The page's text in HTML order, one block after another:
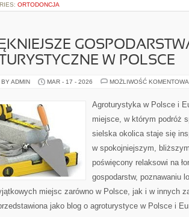
ORTODONCJA
W POLSCE
ADMIN MAR - 17 - 2026 MOŻLIWOŚĆ
Agroturystyka w Polsce i
miejsce, w którym podróż
sielska okolica staje się
w spokojniejszym,
poświęcony relaksowi na
gospodarstw, poznawaniu
miejsc zarówno w Polsce, jak i w innych
jako blog o agroturystyce w Polsce i